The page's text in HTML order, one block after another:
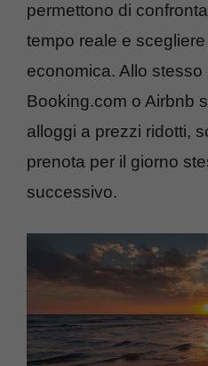
permettono di
tempo reale e scegliere
economica. Allo stesso
Booking.com o Airbnb
alloggi a prezzi ridotti,
prenota per il giorno
successivo.